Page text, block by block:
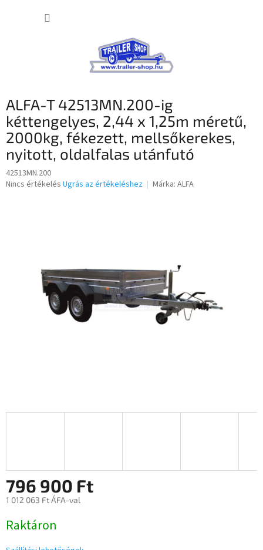
ALFA-T 42513MN.200-ig
kéttengelyes, 2,44 x 1,25m méretű,
2000kg, fékezett, mellsőkerekes,
nyitott, oldalfalas utánfutó
42513MN.200
A
Nincs értékelés Ugrás az értékeléshez Márka: ALFA
796 900 Ft
1 012 063 Ft ÁFA-val
Raktáron